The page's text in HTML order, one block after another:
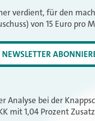
verdient, für den
von 15 Euro pro
Analyse bei der
mit 1,04 Prozent